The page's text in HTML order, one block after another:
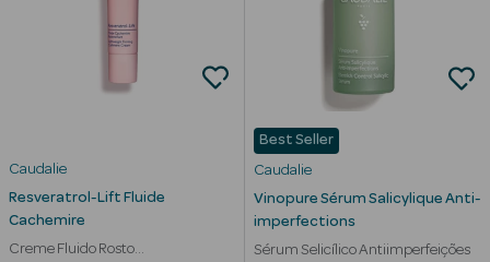
Esfoliantes
Corporais
Depilatórios
Estrias
Caudalie
Resveratrol-Lift Fluide
Cachemire
Creme Fluido Rosto
Best Seller
Caudalie
Vinopure Sérum Salicylique Anti-
imperfections
Sérum Selicílico Antiimperfeições